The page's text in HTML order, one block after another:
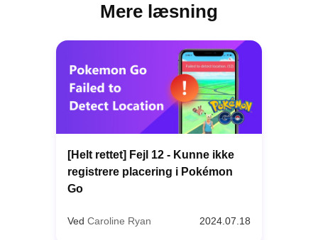
Mere læsning
[Helt rettet] Fejl 12 - Kunne ikke
registrere placering i Pokémon
Go
Ved Caroline Ryan 2024.07.18